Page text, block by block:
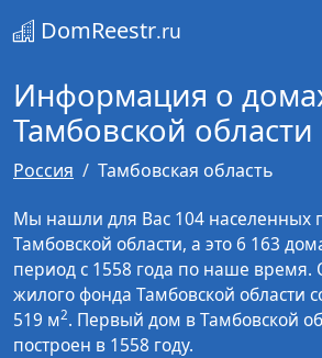
DomReestr.ru
Информация о
Тамбовской области
Россия
Тамбовская область
Мы нашли для Вас 104 населенных
Тамбовской области, а это 6 163
период с 1558 года по наше
жилого фонда Тамбовской области
519 м2. Первый дом в Тамбовской
построен в 1558 году.